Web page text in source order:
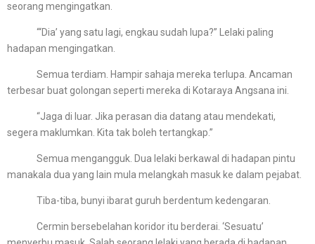
seorang mengingatkan.
“‘Dia’ yang satu lagi, engkau sudah lupa?” Lelaki paling
hadapan mengingatkan.
Semua terdiam. Hampir sahaja mereka terlupa. Ancaman
terbesar buat golongan seperti mereka di Kotaraya Angsana ini.
“Jaga di luar. Jika perasan dia datang atau mendekati,
segera maklumkan. Kita tak boleh tertangkap.”
Semua mengangguk. Dua lelaki berkawal di hadapan pintu
manakala dua yang lain mula melangkah masuk ke dalam pejabat.
Tiba-tiba, bunyi ibarat guruh berdentum kedengaran.
Cermin bersebelahan koridor itu berderai. ‘Sesuatu’